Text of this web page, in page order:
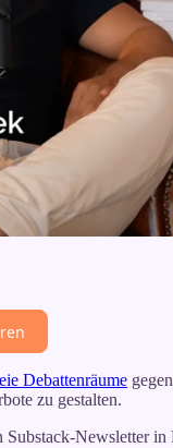
Debattenräume
zu gestalten.
Newsletter in